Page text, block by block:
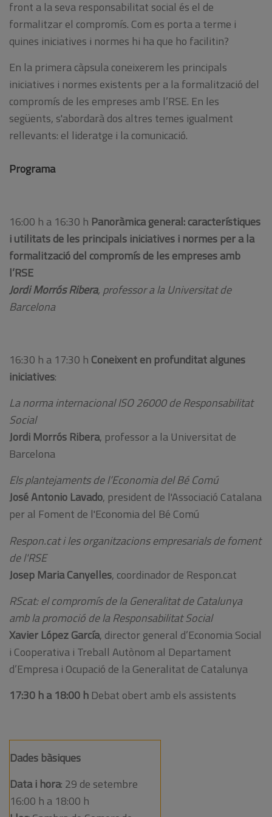
front a la seva responsabilitat social és el de
formalitzar el compromís. Com es porta a terme i
quines iniciatives i normes hi ha que ho facilitin?
En la primera càpsula coneixerem les principals
iniciatives i normes existents per a la formalització del
compromís de les empreses amb l’RSE. En les
següents, s'abordarà dos altres temes igualment
rellevants: el lideratge i la comunicació.
Programa
16:00 h a 16:30 h Panoràmica general: característiques
i utilitats de les principals iniciatives i normes per a la
formalització del compromís de les empreses amb
l’RSE
Jordi Morrós Ribera, professor a la Universitat de
Barcelona
16:30 h a 17:30 h Coneixent en profunditat algunes
iniciatives:
La norma internacional ISO 26000 de Responsabilitat
Social
Jordi Morrós Ribera, professor a la Universitat de
Barcelona
Els plantejaments de l’Economia del Bé Comú
José Antonio Lavado, president de l'Associació Catalana
per al Foment de l'Economia del Bé Comú
Respon.cat i les organitzacions empresarials de foment
de l'RSE
Josep Maria Canyelles, coordinador de Respon.cat
RScat: el compromís de la Generalitat de Catalunya
amb la promoció de la Responsabilitat Social
Xavier López García, director general d’Economia Social
i Cooperativa i Treball Autònom al Departament
d’Empresa i Ocupació de la Generalitat de Catalunya
17:30 h a 18:00 h Debat obert amb els assistents
Dades bàsiques
Data i hora: 29 de setembre
16:00 h a 18:00 h